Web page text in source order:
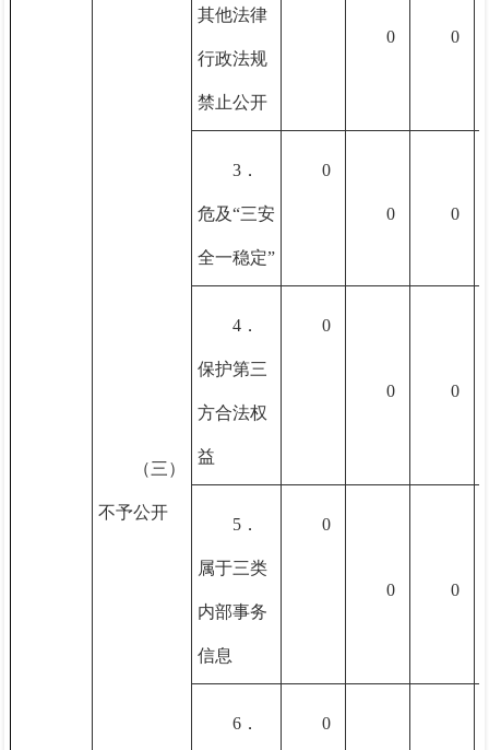
（三）
不予公开
其他法律
行政法规
禁止公开
0 0
3．
危及“三安
全一稳定”
0
0 0
4．
保护第三
方合法权
益
0
0 0
5．
属于三类
内部事务
信息
0
0 0
6． 0